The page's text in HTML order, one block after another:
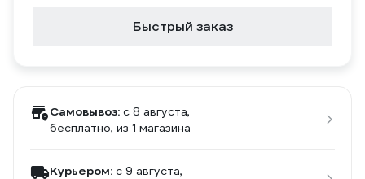
Быстрый заказ
Самовывоз: c 8 августа,
бесплатно, из 1 магазина
Курьером: c 9 августа,